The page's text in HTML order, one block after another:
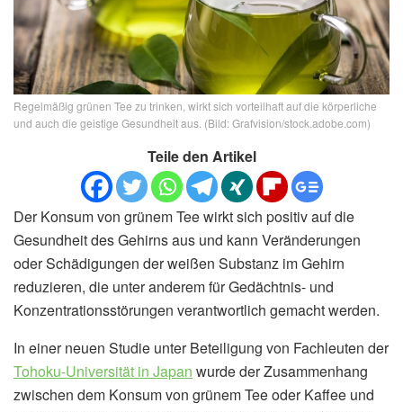
Regelmäßig grünen Tee zu trinken, wirkt sich vorteilhaft auf die körperliche
und auch die geistige Gesundheit aus. (Bild: Grafvision/stock.adobe.com)
Teile den Artikel
Der Konsum von grünem Tee wirkt sich positiv auf die
Gesundheit des Gehirns aus und kann Veränderungen
oder Schädigungen der weißen Substanz im Gehirn
reduzieren, die unter anderem für Gedächtnis- und
Konzentrationsstörungen verantwortlich gemacht werden.
In einer neuen Studie unter Beteiligung von Fachleuten der
Tohoku-Universität in Japan wurde der Zusammenhang
zwischen dem Konsum von grünem Tee oder Kaffee und